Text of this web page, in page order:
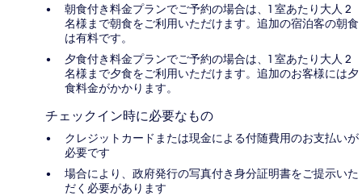
朝食付き料金プランでご予約の場合は、1 室あたり大人 2
名様まで朝食をご利用いただけます。追加の宿泊客の朝食
は有料です。
夕食付き料金プランでご予約の場合は、1 室あたり大人 2
名様まで夕食をご利用いただけます。追加のお客様には夕
食料金がかかります。
チェックイン時に必要なもの
クレジットカードまたは現金による付随費用のお支払いが
必要です
場合により、政府発行の写真付き身分証明書をご提示いた
だく必要があります